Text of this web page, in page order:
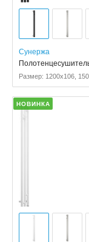
Сунержа
Размер: 1200x106,
НОВИНКА